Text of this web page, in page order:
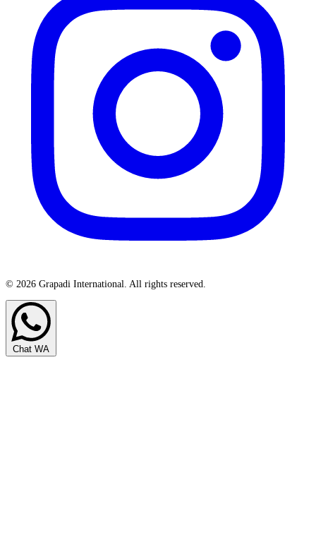
© 2026 Grapadi International. All rights reserved.
Chat WA